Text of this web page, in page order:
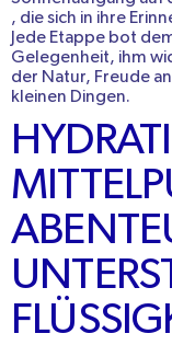
, die sich in ihre
Jede Etappe bot
Gelegenheit, ihm
der Natur, Freude
kleinen Dingen.